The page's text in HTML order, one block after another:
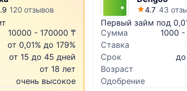
120 отзывов
10000 - 170000 ₸
от 0,01% до 179%
от 15 до 45 дней
от 18 лет
очень высокое
4.7 43
Первый займ под
Сумма
1000
Ставка
Срок
Возраст
Одобрение